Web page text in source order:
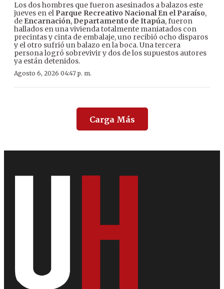
Los dos hombres que fueron asesinados a balazos este
jueves en el Parque Recreativo Nacional En el Paraíso,
de Encarnación, Departamento de Itapúa, fueron
hallados en una vivienda totalmente maniatados con
precintas y cinta de embalaje, uno recibió ocho disparos
y el otro sufrió un balazo en la boca. Una tercera
persona logró sobrevivir y dos de los supuestos autores
ya están detenidos.
Agosto 6, 2026 04:47 p. m.
Carga Más